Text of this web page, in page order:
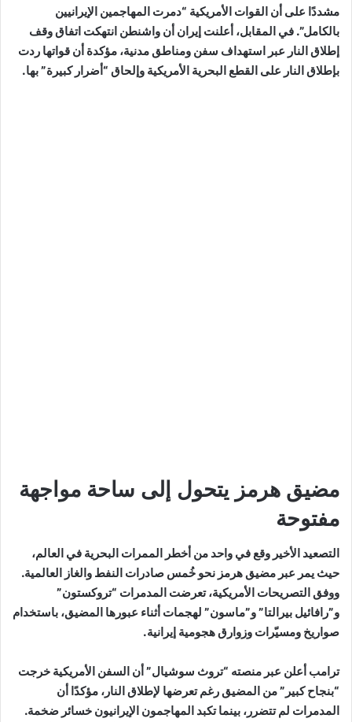
مشددًا على أن القوات الأمريكية “دمرت المهاجمين الإيرانيين
بالكامل”. في المقابل، أعلنت إيران أن واشنطن انتهكت اتفاق وقف
إطلاق النار عبر استهداف سفن ومناطق مدنية، مؤكدة أن قواتها ردت
بإطلاق النار على القطع البحرية الأمريكية وإلحاق “أضرار كبيرة” بها.
مضيق هرمز يتحول إلى ساحة مواجهة
مفتوحة
التصعيد الأخير وقع في واحد من أخطر الممرات البحرية في العالم،
حيث يمر عبر مضيق هرمز نحو خُمس صادرات النفط والغاز العالمية.
ووفق التصريحات الأمريكية، تعرضت المدمرات “تروكستون”
و”رافائيل بيرالتا” و”ماسون” لهجمات أثناء عبورها المضيق، باستخدام
صواريخ ومسيّرات وزوارق هجومية إيرانية.
ترامب أعلن عبر منصته “تروث سوشيال” أن السفن الأمريكية خرجت
“بنجاح كبير” من المضيق رغم تعرضها لإطلاق النار، مؤكدًا أن
المدمرات لم تتضرر، بينما تكبد المهاجمون الإيرانيون خسائر ضخمة.